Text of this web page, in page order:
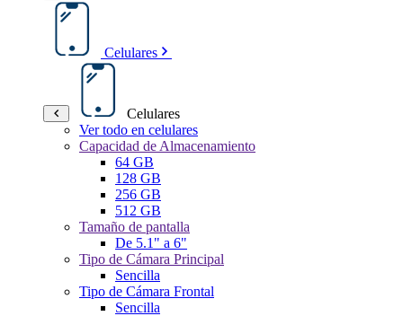
Celulares
Celulares
Ver todo en celulares
Capacidad de Almacenamiento
64 GB
128 GB
256 GB
512 GB
Tamaño de pantalla
De 5.1" a 6"
Tipo de Cámara Principal
Sencilla
Tipo de Cámara Frontal
Sencilla